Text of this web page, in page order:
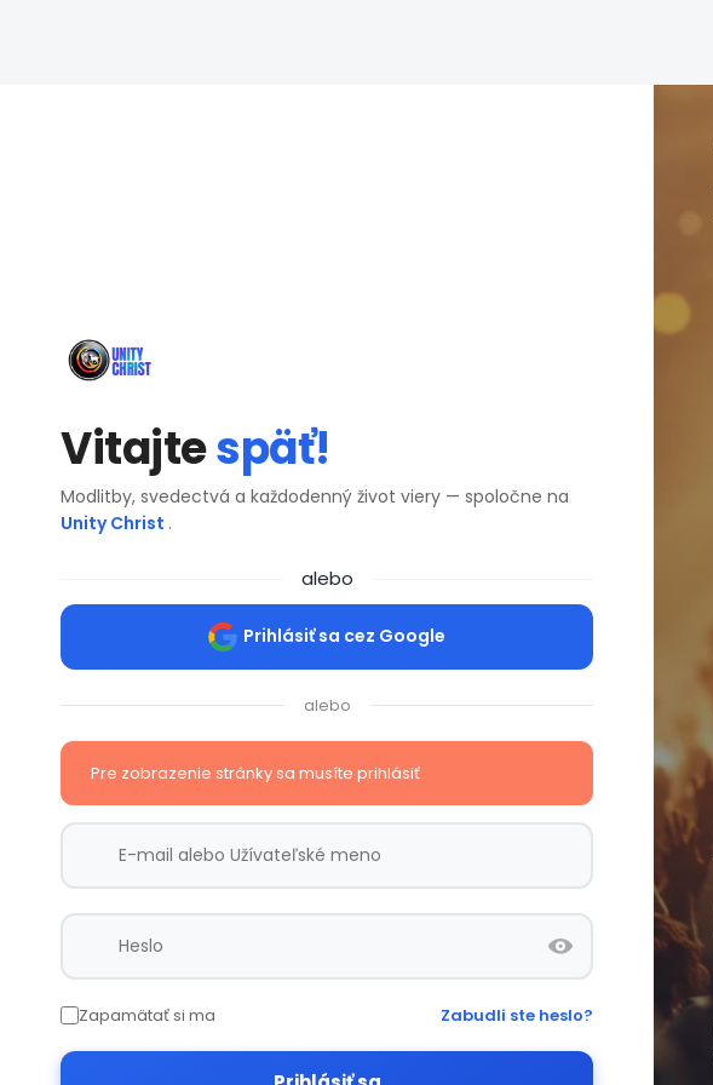
Vitajtespäť!
Modlitby, svedectvá a každodenný život viery — spoločne na
Unity Christ .
alebo
Prihlásiť sa cez Google
alebo
Pre zobrazenie stránky sa musíte prihlásiť
Zapamätať si ma Zabudli ste heslo?